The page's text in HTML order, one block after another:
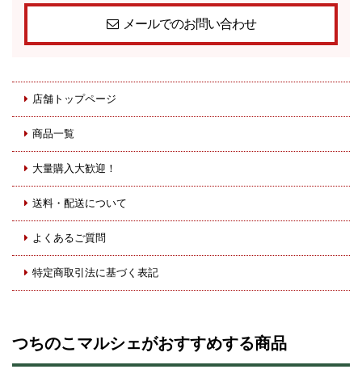
メールでのお問い合わせ
店舗トップページ
商品一覧
大量購入大歓迎！
送料・配送について
よくあるご質問
特定商取引法に基づく表記
つちのこマルシェがおすすめする商品